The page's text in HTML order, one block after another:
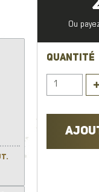
Ou
QUANTITÉ